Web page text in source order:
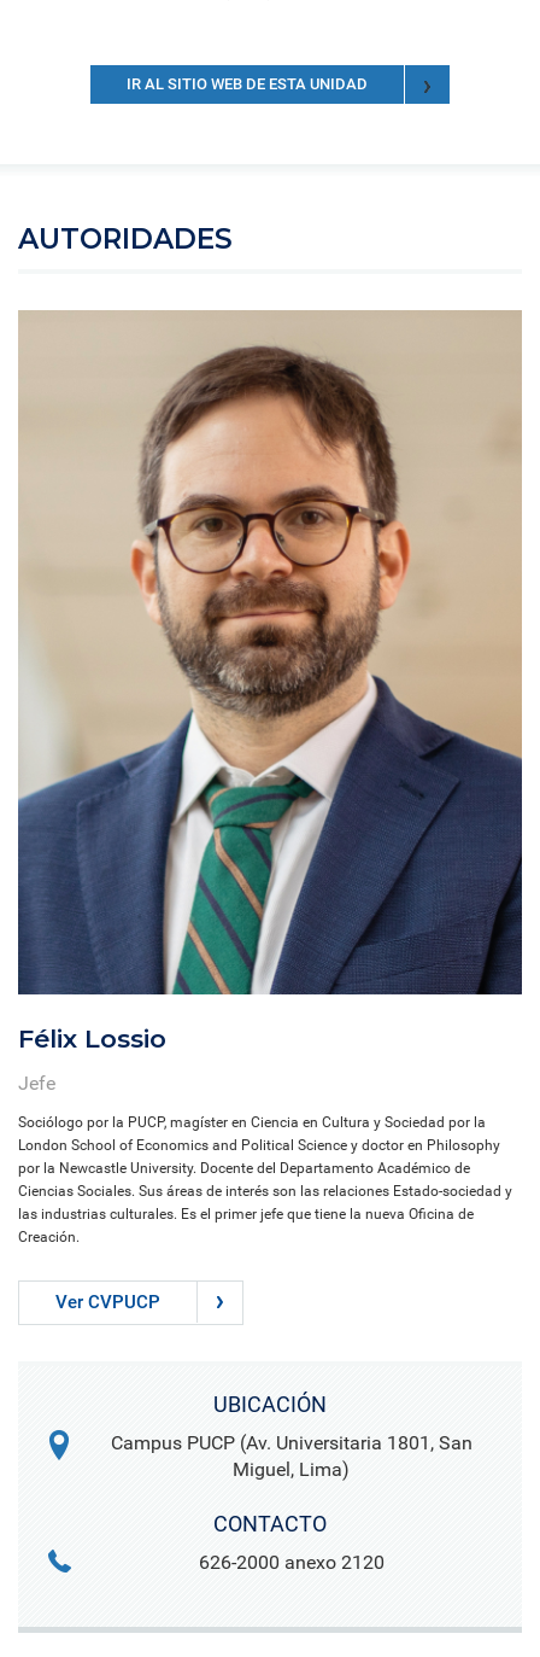
IR AL SITIO WEB DE ESTA UNIDAD
AUTORIDADES
Félix Lossio
Jefe
Sociólogo por la PUCP, magíster en Ciencia en Cultura y Sociedad por la
London School of Economics and Political Science y doctor en Philosophy
por la Newcastle University. Docente del Departamento Académico de
Ciencias Sociales. Sus áreas de interés son las relaciones Estado-sociedad y
las industrias culturales. Es el primer jefe que tiene la nueva Oficina de
Creación.
Ver CVPUCP
UBICACIÓN
Campus PUCP (Av. Universitaria 1801, San
Miguel, Lima)
CONTACTO
626-2000 anexo 2120